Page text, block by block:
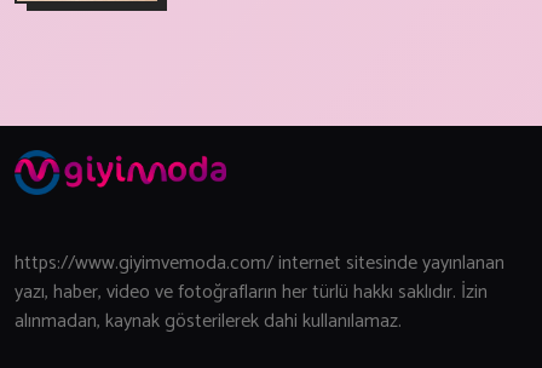
https://www.giyimvemoda.com/ internet sitesinde yayınlanan
yazı, haber, video ve fotoğrafların her türlü hakkı saklıdır. İzin
alınmadan, kaynak gösterilerek dahi kullanılamaz.